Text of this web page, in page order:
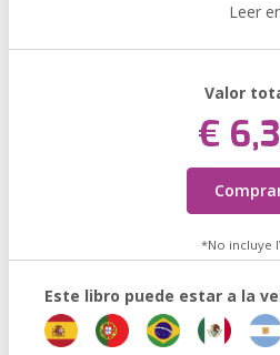
Leer
Valor
€
*No incluye
Este libro puede estar a la